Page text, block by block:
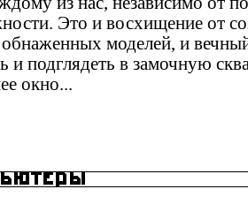
Это и восхищение от
моделей, и
и подглядеть в замочную
окно...